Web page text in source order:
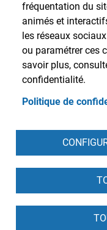
fréquentation du
animés et
les réseaux
ou paramétrer ces
savoir plus,
confidentialité.
Politique de
Pied de pagePlan du
Accessibilité :